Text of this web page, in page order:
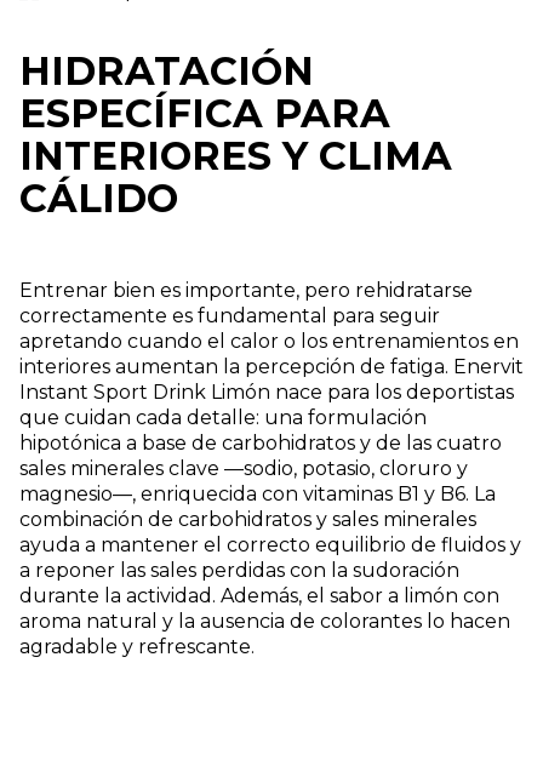
HIDRATACIÓN
ESPECÍFICA PARA
INTERIORES Y CLIMA
CÁLIDO
Entrenar bien es importante, pero rehidratarse
correctamente es fundamental para seguir
apretando cuando el calor o los entrenamientos en
interiores aumentan la percepción de fatiga. Enervit
Instant Sport Drink Limón nace para los deportistas
que cuidan cada detalle: una formulación
hipotónica a base de carbohidratos y de las cuatro
sales minerales clave —sodio, potasio, cloruro y
magnesio—, enriquecida con vitaminas B1 y B6. La
combinación de carbohidratos y sales minerales
ayuda a mantener el correcto equilibrio de fluidos y
a reponer las sales perdidas con la sudoración
durante la actividad. Además, el sabor a limón con
aroma natural y la ausencia de colorantes lo hacen
agradable y refrescante.